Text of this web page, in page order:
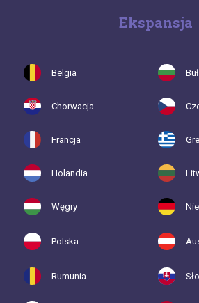
Ekspansja
Belgia
Chorwacja
Francja
Holandia
Węgry
Polska
Rumunia